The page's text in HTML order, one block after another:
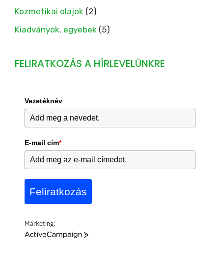
Kozmetikai olajok (2)
Kiadványok, egyebek (5)
FELIRATKOZÁS A HÍRLEVELÜNKRE
Vezetéknév
E-mail cím*
Feliratkozás
Marketing:
A